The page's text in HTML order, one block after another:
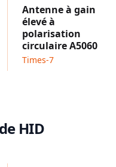
Antenne à gain
élevé à
polarisation
circulaire A5060
Times-7
HID